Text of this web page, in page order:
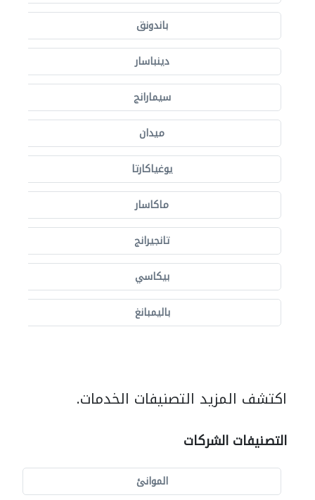
باندونق
دينباسار
سيمارانج
ميدان
يوغياكارتا
ماكاسار
تانجيرانج
بيكاسي
باليمبانغ
اكتشف المزيد التصنيفات الخدمات.
التصنيفات الشركات
الموانئ